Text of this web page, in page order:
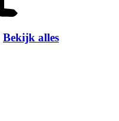
Bekijk alles